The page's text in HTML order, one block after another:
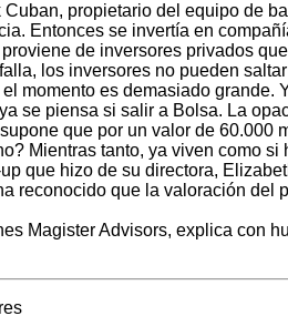
Cuban, propietario del equipo de
Entonces se invertía en
de inversores privados
los inversores no pueden
momento es demasiado
se piensa si salir a Bolsa. La
que por un valor de
Mientras tanto, ya viven como
que hizo de su directora,
reconocido que la valoración
Magister Advisors, explica con